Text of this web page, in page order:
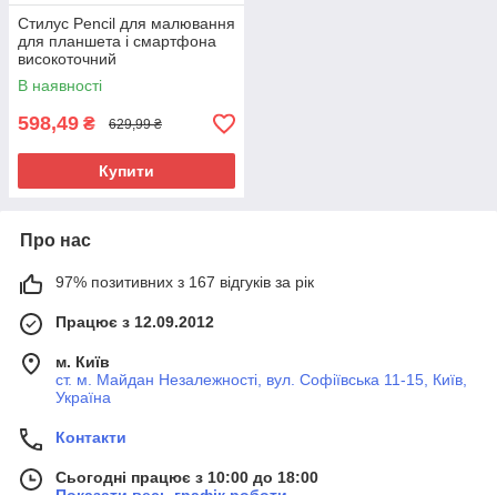
Стилус Pencil для малювання
для планшета і смартфона
високоточний
В наявності
598,49 ₴ 629,99 ₴
Купити
Про нас
97% позитивних з 167 відгуків за рік
Працює з 12.09.2012
м. Київ
ст. м. Майдан Незалежності, вул. Софіївська 11-15, Київ,
Україна
Контакти
Сьогодні працює з 10:00 до 18:00